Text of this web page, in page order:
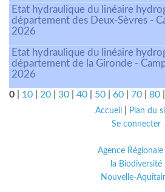
Etat hydraulique du linéaire
département des Deux-Sèvres -
2026
Etat hydraulique du linéaire
département de la Gironde -
2026
0 10 20 30 40 50 60 70 80
Accueil Plan du
Se connecter
Agence Régionale
la Biodiversité
Nouvelle-